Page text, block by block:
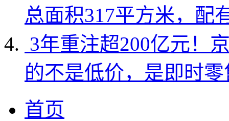
总面积317平方米，配
3年重注超200亿元！
的不是低价，是即时
首页